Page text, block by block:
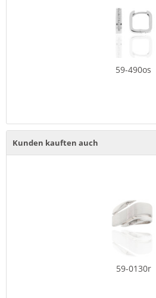
59-490os
Kunden kauften auch
59-0130r